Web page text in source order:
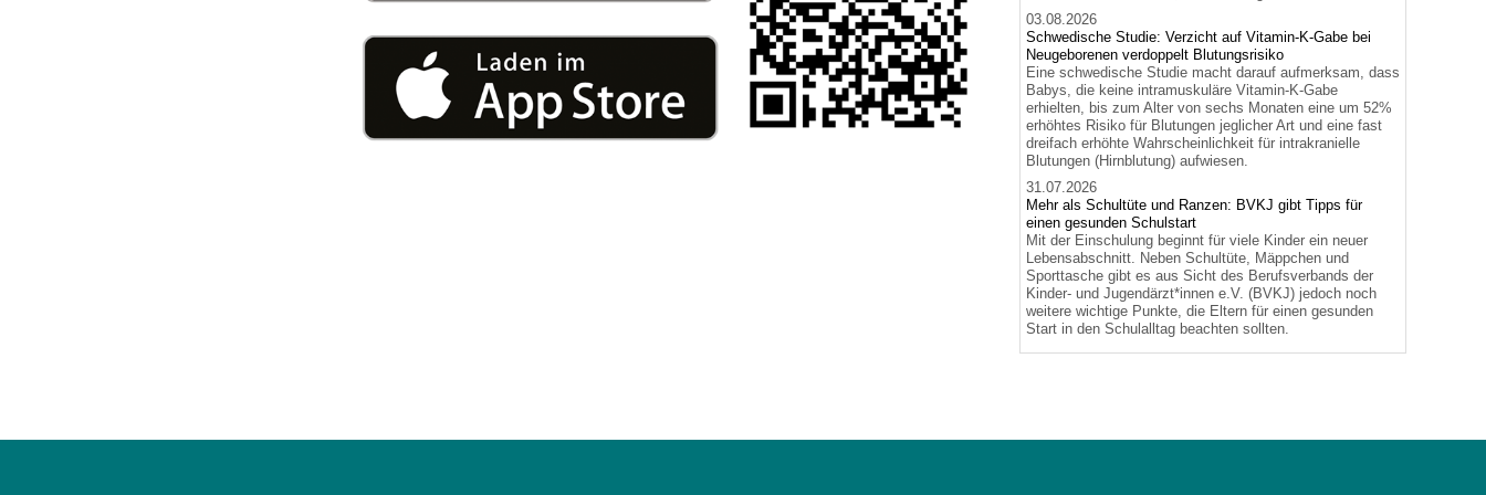
U0-Vorsorge
03.08.2026
Schwedische Studie: Verzicht auf Vitamin-K-Gabe bei
Neugeborenen verdoppelt Blutungsrisiko
Eine schwedische Studie macht darauf aufmerksam, dass
Babys, die keine intramuskuläre Vitamin-K-Gabe
erhielten, bis zum Alter von sechs Monaten eine um 52%
erhöhtes Risiko für Blutungen jeglicher Art und eine fast
dreifach erhöhte Wahrscheinlichkeit für intrakranielle
Blutungen (Hirnblutung) aufwiesen.
31.07.2026
Mehr als Schultüte und Ranzen: BVKJ gibt Tipps für
einen gesunden Schulstart
Mit der Einschulung beginnt für viele Kinder ein neuer
Lebensabschnitt. Neben Schultüte, Mäppchen und
Sporttasche gibt es aus Sicht des Berufsverbands der
Kinder- und Jugendärzt*innen e.V. (BVKJ) jedoch noch
weitere wichtige Punkte, die Eltern für einen gesunden
Start in den Schulalltag beachten sollten.